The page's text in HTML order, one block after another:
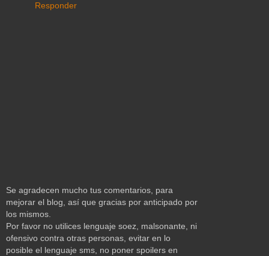
Responder
Se agradecen mucho tus comentarios, para
mejorar el blog, así que gracias por anticipado por
los mismos.
Por favor no utilices lenguaje soez, malsonante, ni
ofensivo contra otras personas, evitar en lo
posible el lenguaje sms, no poner spoilers en